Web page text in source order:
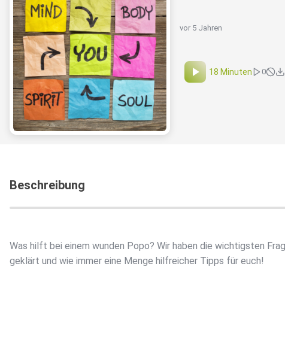
vor 5 Jahren
18 Minuten 0
Beschreibung
Was hilft bei einem wunden Popo? Wir haben die wichtigsten
geklärt und wie immer eine Menge hilfreicher Tipps für euch!